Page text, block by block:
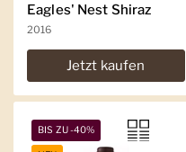
Eagles' Nest Shiraz
2016
Jetzt kaufen
BIS ZU -40%